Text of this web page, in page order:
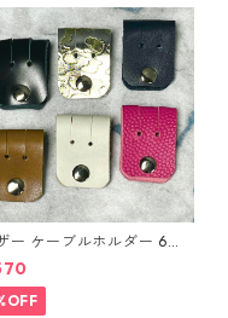
ー ケーブルホルダー 6個
ト